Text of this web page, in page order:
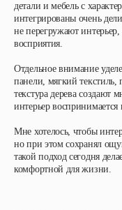
детали и мебель с
интегрированы очень
не перегружают
восприятия.
Отдельное внимание
панели, мягкий текстиль,
текстура дерева создают
интерьер
Мне хотелось, чтобы
но при этом сохранял
такой подход сегодня
комфортной для жизни.